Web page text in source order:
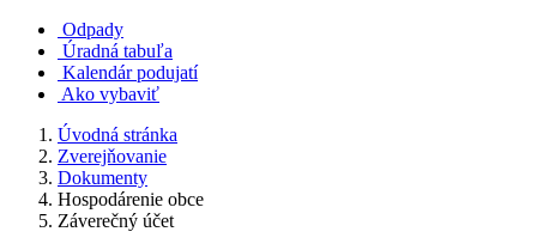
Odpady
Úradná tabuľa
Kalendár podujatí
Ako vybaviť
Úvodná stránka
Zverejňovanie
Dokumenty
Hospodárenie obce
Záverečný účet